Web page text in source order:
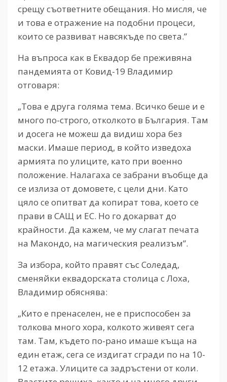
срещу съответните обещания. Но мисля, че
и това е отражение на подобни процеси,
които се развиват навсякъде по света.”
На въпроса как в Еквадор бе преживяна
пандемията от Ковид-19 Владимир
отговаря:
„Това е друга голяма тема. Всичко беше и е
много по-строго, отколкото в България. Там
и досега не можеш да видиш хора без
маски. Имаше период, в който изведоха
армията по улиците, като при военно
положение. Налагаха се забрани въобще да
се излиза от домовете, с цели дни. Като
цяло се опитват да копират това, което се
прави в САЩ и ЕС. Но го докарват до
крайности. Да кажем, че му слагат печата
на Макондо, на магическия реализъм”.
За избора, който правят със Соледад,
сменяйки еквадорската столица с Лоха,
Владимир обяснява:
„Кито е пренаселен, не е приспособен за
толкова много хора, колкото живеят сега
там. Там, където по-рано имаше къща на
един етаж, сега се издигат сгради по на 10-
12 етажа. Улиците са задръстени от коли.